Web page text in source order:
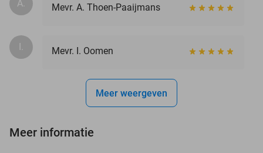
A. Mevr. A. Thoen-Paaijmans
I. Mevr. I. Oomen
Meer weergeven
Meer informatie